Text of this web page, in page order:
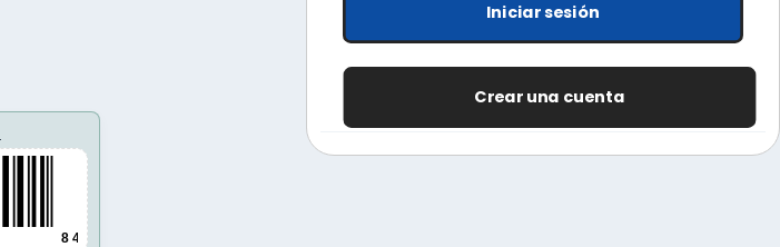
8 4 4 0 0 1
Iniciar sesión
Crear una cuenta